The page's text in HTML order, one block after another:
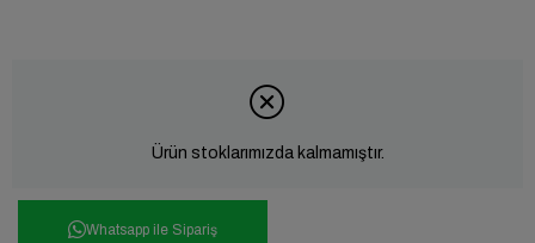
Ürün stoklarımızda kalmamıştır.
Whatsapp ile Sipariş